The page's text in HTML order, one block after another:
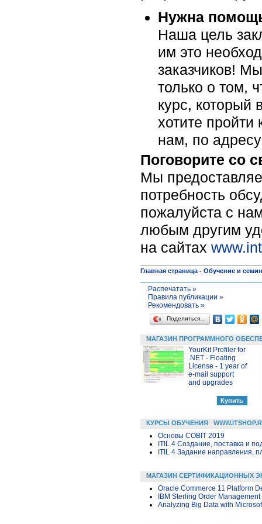
Нужна
Наша цель
им это
заказчиков!
только о том,
курс, который
хотите
нам, по
Поговорите со
Мы
потребность
пожалуйста c
любым другим
на сайтах
Главная страница - Обучение и
Распечатать »
Правила публикации »
Рекомендовать »
Поделиться…
МАГАЗИН ПРОГРАММНОГО
YourKit Profiler for
.NET - Floating
License - 1 year of
e-mail support
and upgrades
КУРСЫ ОБУЧЕНИЯ
Основы COBIT 2019
ITIL 4 Создание, поставка и
ITIL 4 Задание направления,
МАГАЗИН СЕРТИФИКАЦИОННЫХ
Oracle Commerce 11 Platform
IBM Sterling Order
Analyzing Big Data with